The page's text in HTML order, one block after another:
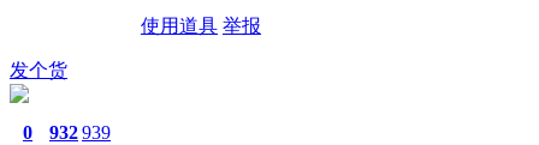
使用道具 举报
发个货
0 932939